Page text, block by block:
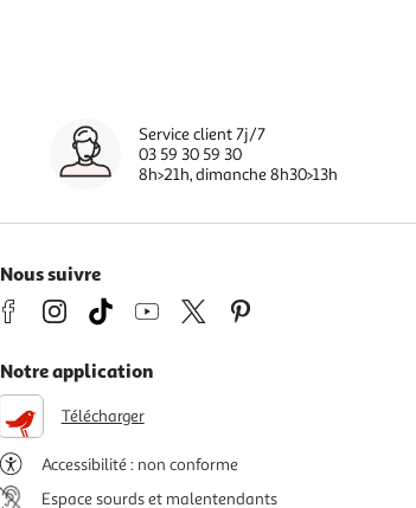
Service client 7j/7
03 59 30 59 30
8h>21h, dimanche 8h30>13h
Nous suivre
Notre application
Télécharger
Accessibilité : non conforme
Espace sourds et malentendants